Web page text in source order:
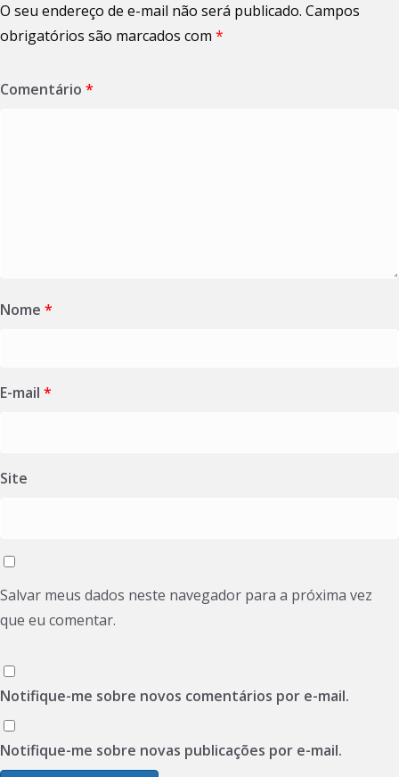
O seu endereço de e-mail não será publicado. Campos
obrigatórios são marcados com *
Comentário *
Nome *
E-mail *
Site
Salvar meus dados neste navegador para a próxima vez
que eu comentar.
Notifique-me sobre novos comentários por e-mail.
Notifique-me sobre novas publicações por e-mail.